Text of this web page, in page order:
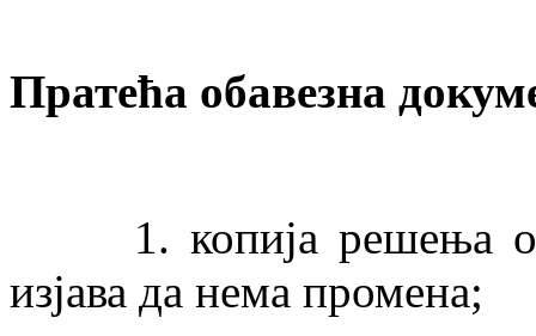
Пратећа обавезна
1. копија решења о
изјава да нема промена;